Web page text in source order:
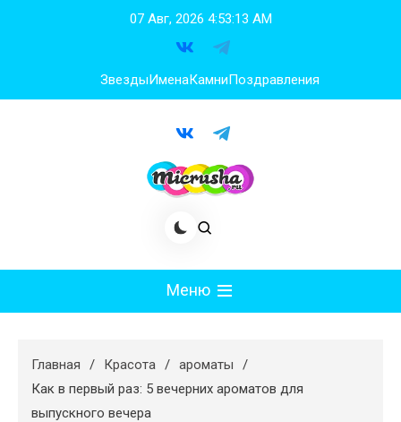
07 Авг, 2026 4:53:14 AM
ЗвездыИменаКамниПоздравления
Меню
Худеем
Психология
Главная Красота
ароматы
Как в первый раз: 5 вечерних ароматов для
выпускного вечера